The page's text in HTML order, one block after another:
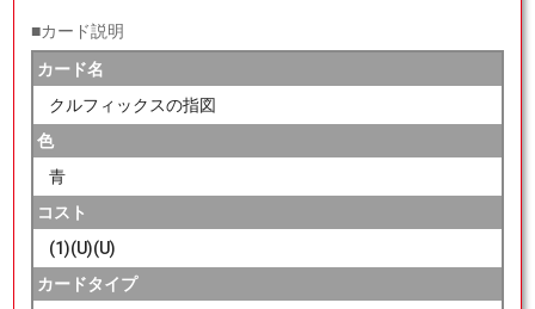
■カード説明
カード名
クルフィックスの指図
色
青
コスト
(1)(U)(U)
カードタイプ